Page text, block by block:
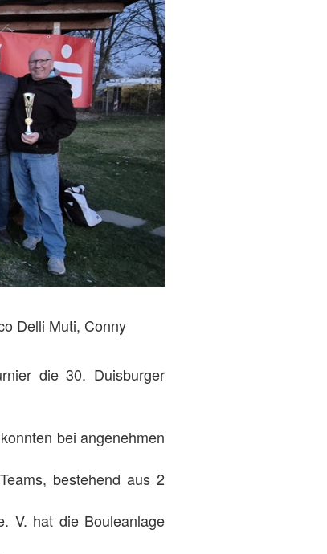
Delli Muti, Conny
die 30. Duisburger
bei angenehmen
bestehend aus 2
V. hat die Bouleanlage